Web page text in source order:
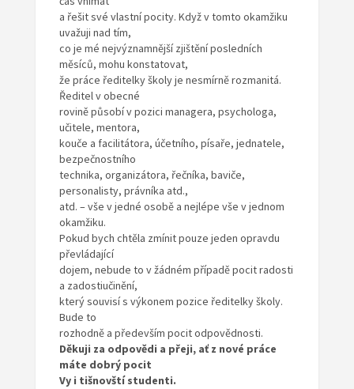
a řešit své vlastní pocity. Když v tomto okamžiku
uvažuji nad tím,
co je mé nejvýznamnější zjištění posledních
měsíců, mohu konstatovat,
že práce ředitelky školy je nesmírně rozmanitá.
Ředitel v obecné
rovině působí v pozici managera, psychologa,
učitele, mentora,
kouče a facilitátora, účetního, písaře, jednatele,
bezpečnostního
technika, organizátora, řečníka, baviče,
personalisty, právníka atd.,
atd. – vše v jedné osobě a nejlépe vše v jednom
okamžiku.
Pokud bych chtěla zmínit pouze jeden opravdu
převládající
dojem, nebude to v žádném případě pocit radosti
a zadostiučinění,
který souvisí s výkonem pozice ředitelky školy.
Bude to
rozhodně a především pocit odpovědnosti.
Děkuji za odpovědi a přeji, ať z nové práce
máte dobrý pocit
Vy i tišnovští studenti.